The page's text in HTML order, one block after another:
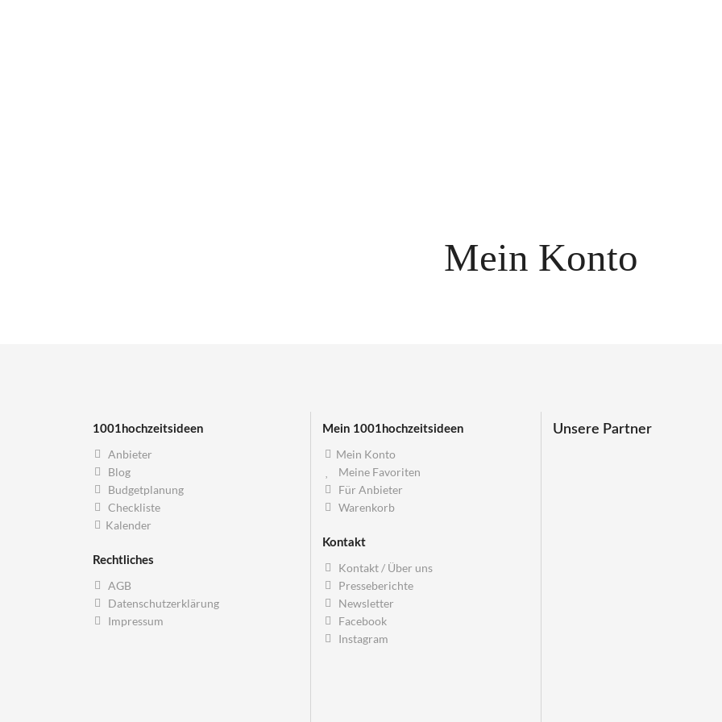
Mein Konto
1001hochzeitsideen
Anbieter
Blog
Budgetplanung
Checkliste
Kalender
Rechtliches
AGB
Datenschutzerklärung
Impressum
Mein 1001hochzeitsideen
Mein Konto
Meine Favoriten
Für Anbieter
Warenkorb
Kontakt
Kontakt / Über uns
Presseberichte
Newsletter
Facebook
Instagram
Unsere Partner